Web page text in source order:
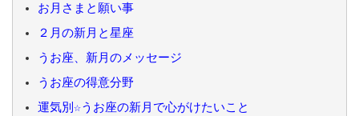
お月さまと願い事
２月の新月と星座
うお座、新月のメッセージ
うお座の得意分野
運気別☆うお座の新月で心がけたいこと